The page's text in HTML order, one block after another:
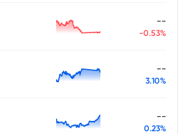
--
-0.53%
--
3.10%
--
0.23%